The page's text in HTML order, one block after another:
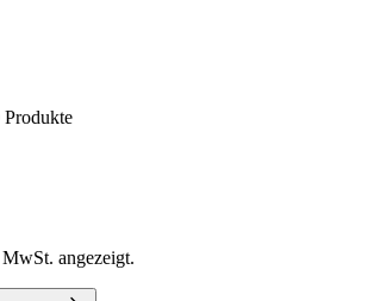
Produkte
angezeigt.